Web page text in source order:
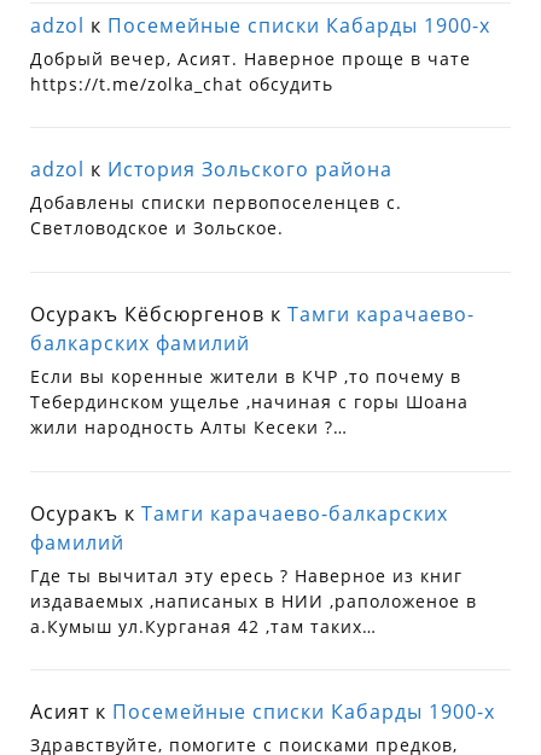
adzol к Посемейные списки Кабарды 1900-х
Добрый вечер, Асият. Наверное проще в чате
https://t.me/zolka_chat обсудить
adzol к История Зольского района
Добавлены списки первопоселенцев с.
Светловодское и Зольское.
Осуракъ Кёбсюргенов кТамги карачаево-
балкарских фамилий
Если вы коренные жители в КЧР ,то почему в
Тебердинском ущелье ,начиная с горы Шоана
жили народность Алты Кесеки ?…
Осуракъ кТамги карачаево-балкарских
фамилий
Где ты вычитал эту ересь ? Наверное из книг
издаваемых ,написаных в НИИ ,раположеное в
а.Кумыш ул.Курганая 42 ,там таких…
Асият к Посемейные списки Кабарды 1900-х
Здравствуйте, помогите с поисками предков,